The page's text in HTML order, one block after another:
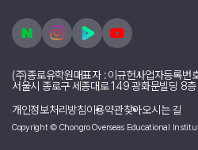
(주)종로유학원대표자 : 이규헌사업자등록
서울시 종로구 세종대로 149 광화문빌딩 8
개인정보처리방침이용약관찾아오시는 길
Copyright © Chongro Overseas Educational